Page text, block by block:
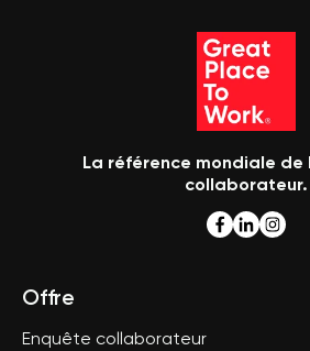
La référence mondiale de
collaborateur.
Offre
Enquête collaborateur